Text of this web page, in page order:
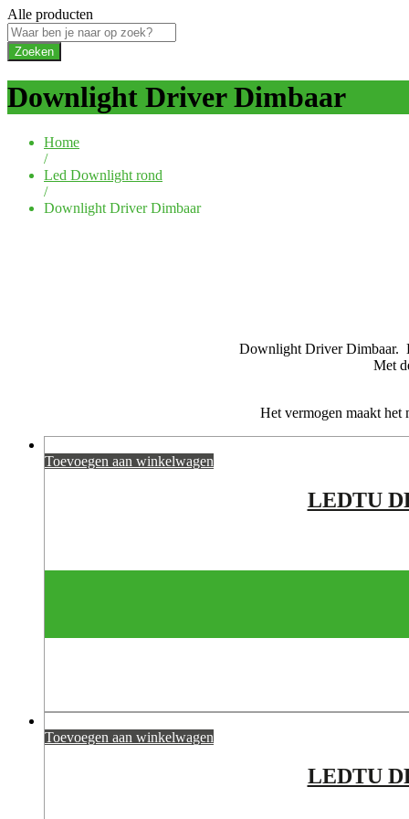
Alle producten
Zoeken
Downlight Driver Dimbaar
Home
/
Led Downlight rond
/
Downlight Driver Dimbaar
Downlight Driver Dimbaar.
Met
Het vermogen maakt het
Toevoegen aan winkelwagen
LEDTU
Toevoegen aan winkelwagen
LEDTU